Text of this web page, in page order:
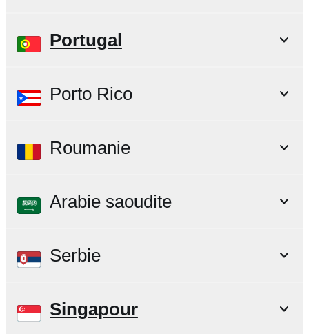
Portugal
Porto Rico
Roumanie
Arabie saoudite
Serbie
Singapour